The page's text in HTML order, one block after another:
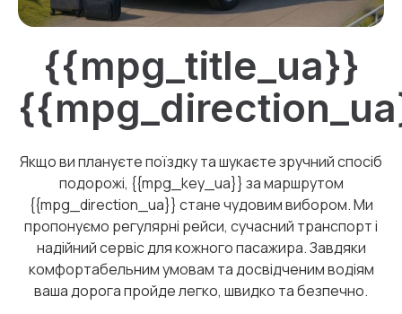
{{mpg_title_ua}}
Якщо ви плануєте поїздку та шукаєте зручний спосіб
подорожі, {{mpg_key_ua}} за маршрутом
{{mpg_direction_ua}} стане чудовим вибором. Ми
пропонуємо регулярні рейси, сучасний транспорт і
надійний сервіс для кожного пасажира. Завдяки
комфортабельним умовам та досвідченим водіям
ваша дорога пройде легко, швидко та безпечно.